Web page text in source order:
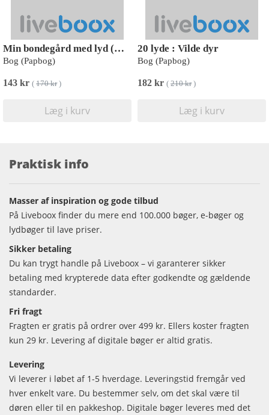
Min bondegård med lyd (med 10 supersøde lyde)
Bog (Papbog)
143 kr ( 170 kr)
Læg i kurv
20 lyde : Vilde dyr
Bog (Papbog)
182 kr ( 210 kr)
Læg i kurv
Praktisk info
Masser af inspiration og gode tilbud
På Liveboox finder du mere end 100.000 bøger, e-bøger og
lydbøger til lave priser.
Sikker betaling
Du kan trygt handle på Liveboox – vi garanterer sikker
betaling med krypterede data efter godkendte og gældende
standarder.
Fri fragt
Fragten er gratis på ordrer over 499 kr. Ellers koster fragten
kun 29 kr. Levering af digitale bøger er altid gratis.
Levering
Vi leverer i løbet af 1-5 hverdage. Leveringstid fremgår ved
hver enkelt vare. Du bestemmer selv, om det skal være til
døren eller til en pakkeshop. Digitale bøger leveres med det